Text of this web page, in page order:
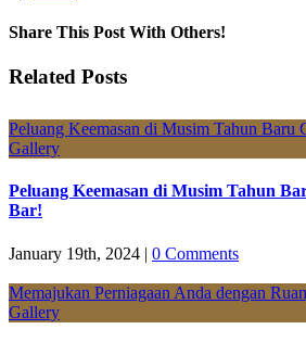
Share This Post With Others!
Facebook
X
LinkedIn
Pinterest
Email
Related Posts
Peluang Keemasan di Musim Tahun
Gallery
Peluang Keemasan di Musim Tahun
Bar!
January 19th, 2024 | 0 Comments
Memajukan Perniagaan Anda dengan
Gallery